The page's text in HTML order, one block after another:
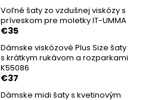
Voľné šaty zo vzdušnej viskózy s
príveskom pre moletky IT-UMMA
€35
Dámske viskózové Plus Size šaty
s krátkym rukávom a rozparkami
K55086
€37
Dámske midi šaty s kvetinovým